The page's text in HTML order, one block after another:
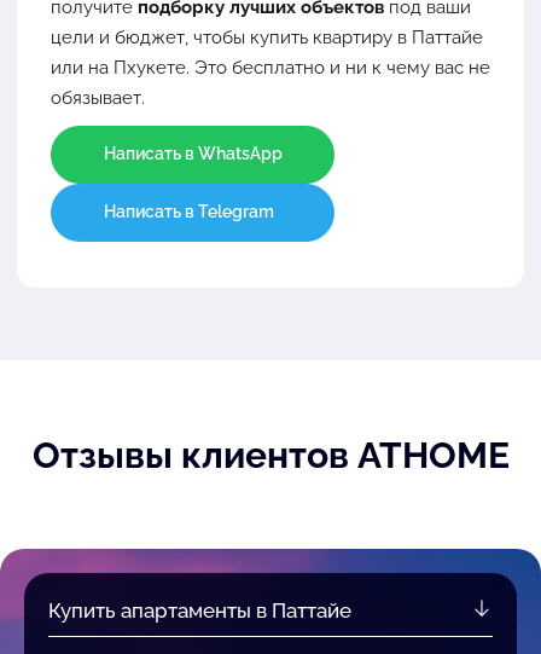
получите подборку лучших объектов под ваши
цели и бюджет, чтобы купить квартиру в Паттайе
или на Пхукете. Это бесплатно и ни к чему вас не
обязывает.
Написать в WhatsApp
Написать в Telegram
Отзывы клиентов ATHOME
Купить апартаменты в Паттайе